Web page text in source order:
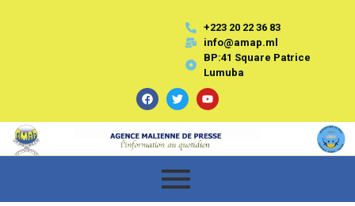
+223 20 22 36 83
info@amap.ml
BP:41 Square Patrice
Lumuba